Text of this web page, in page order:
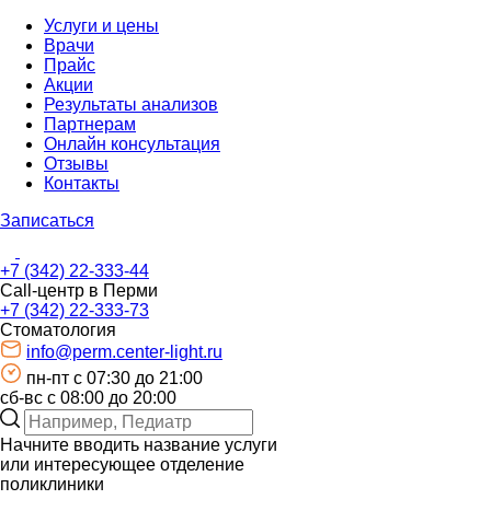
Услуги и цены
Врачи
Прайс
Акции
Результаты анализов
Партнерам
Онлайн консультация
Отзывы
Контакты
Записаться
+7 (342) 22-333-44
Call-центр в Перми
+7 (342) 22-333-73
Стоматология
info@perm.center-light.ru
пн-пт c 07:30 до 21:00
сб-вс с 08:00 до 20:00
Начните вводить название услуги
или интересующее отделение
поликлиники